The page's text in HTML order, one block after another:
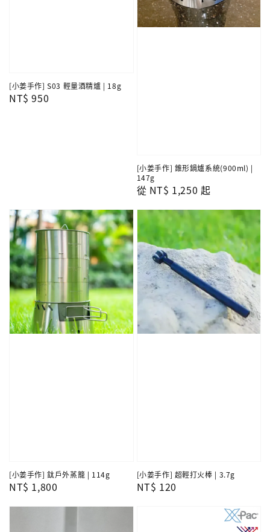
[小姜手作] S03 輕量酒精爐 | 18g
Regular
NT$ 950
[小姜手作] 錐形鍋爐系統(900ml) |
147g
Regular
從 NT$ 1,250 起
[小姜手作] 鈦戶外蒸籠 | 114g
Regular
NT$ 1,800
[小姜手作] 超輕打火棒 | 3.7g
Regular
NT$ 120